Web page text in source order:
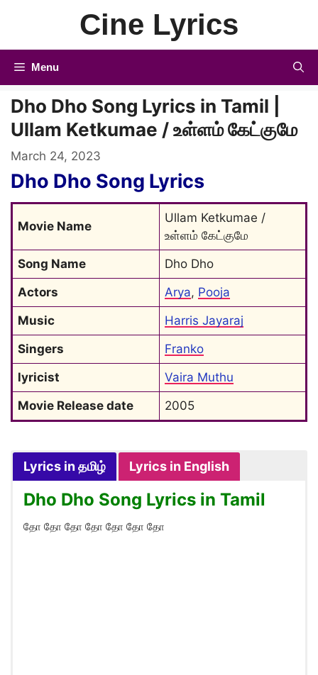
Cine Lyrics
Menu
Dho Dho Song Lyrics in Tamil |
Ullam Ketkumae / உள்ளம் கேட்குமே
March 24, 2023
Dho Dho Song Lyrics
Movie Name
Ullam Ketkumae /
உள்ளம் கேட்குமே
Song Name
Dho Dho
Actors
Arya, Pooja
Music
Harris Jayaraj
Singers
Franko
lyricist
Vaira Muthu
Movie Release date
2005
Lyrics in தமிழ் Lyrics in English
Dho Dho Song Lyrics in Tamil
தோ தோ தோ தோ தோ தோ தோ